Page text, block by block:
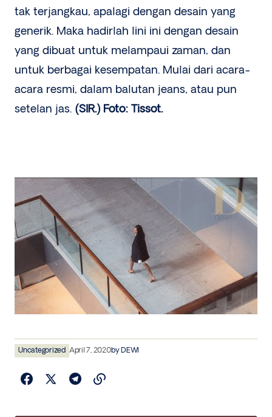
tak terjangkau, apalagi dengan desain yang
generik. Maka hadirlah lini ini dengan desain
yang dibuat untuk melampaui zaman, dan
untuk berbagai kesempatan. Mulai dari acara-
acara resmi, dalam balutan jeans, atau pun
setelan jas. (SIR.) Foto: Tissot.
Uncategorized April 7, 2020byDEWI